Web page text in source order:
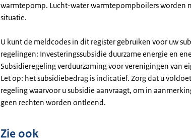
warmtepomp. Lucht-water warmtepompboilers worden
situatie.
U kunt de meldcodes in dit register gebruiken voor uw
regelingen: Investeringssubsidie duurzame energie en
Subsidieregeling verduurzaming voor verenigingen van
Let op: het subsidiebedrag is indicatief. Zorg dat u
regeling waarvoor u subsidie aanvraagt, om in
geen rechten worden ontleend.
Zie ook